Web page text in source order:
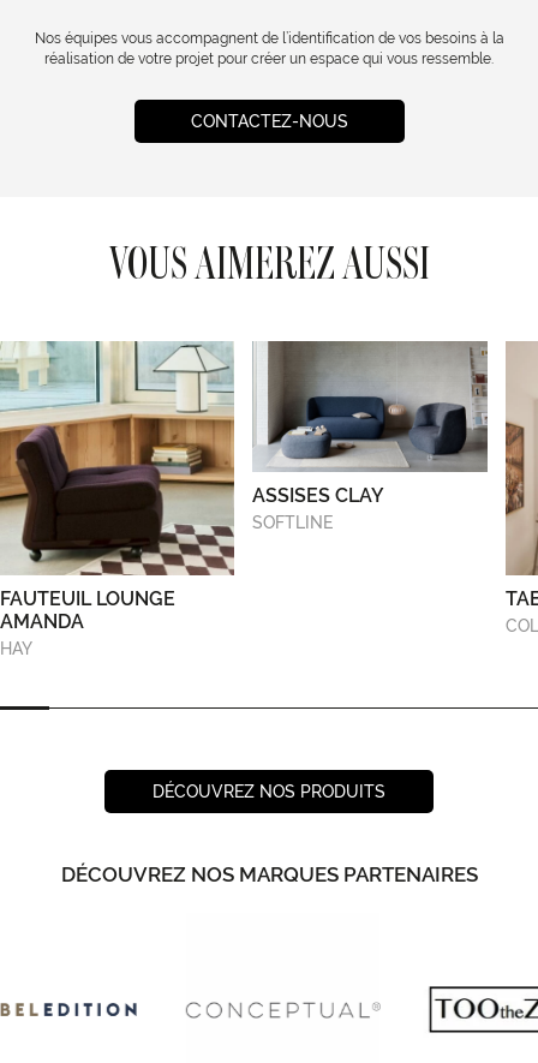
Nos équipes vous accompagnent de l’identification de vos besoins à la
réalisation de votre projet pour créer un espace qui vous ressemble.
CONTACTEZ-NOUS
VOUS AIMEREZ AUSSI
FAUTEUIL LOUNGE
AMANDA
HAY
ASSISES CLAY
SOFTLINE
DÉCOUVREZ NOS PRODUITS
DÉCOUVREZ NOS MARQUES PARTENAIRES